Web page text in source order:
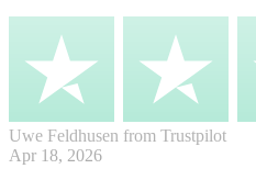
Uwe Feldhusen from Trustpilot
Apr 18, 2026